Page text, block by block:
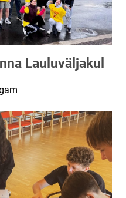
Lauluväljakul